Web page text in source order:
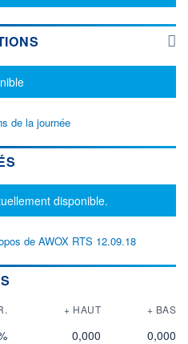
de la journée
disponible.
de AWOX RTS 12.09.18
+ HAUT + BAS
0,000
0,000